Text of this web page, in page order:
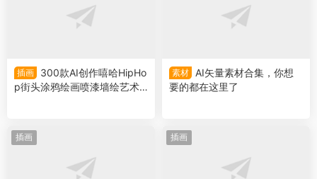
插画
300款AI创作嘻哈HipHo
p街头涂鸦绘画喷漆墙绘艺术
素材
AI矢量素材合集，你想
要的都在这里了
插画 插画